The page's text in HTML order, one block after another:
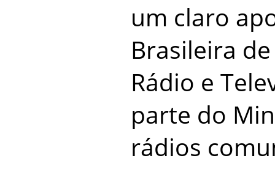
um claro
Brasileira
Rádio e
parte do
rádios